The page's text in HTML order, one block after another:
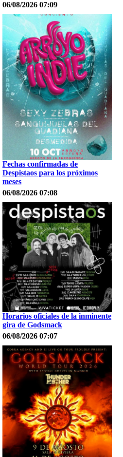
06/08/2026 07:09
Fechas confirmadas de
Despistaos para los próximos
meses
06/08/2026 07:08
Horarios oficiales de la inminente
gira de Godsmack
06/08/2026 07:07